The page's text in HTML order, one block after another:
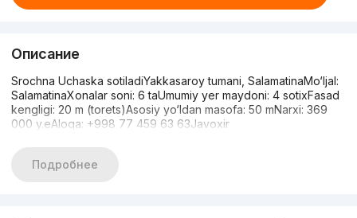
Описание
Srochna Uchaska sotiladiYakkasaroy tumani, SalamatinaMo‘ljal:
SalamatinaXonalar soni: 6 taUmumiy yer maydoni: 4 sotixFasad
kengligi: 20 m (torets)Asosiy yo‘ldan masofa: 50 mNarxi: 369
000 y.eAloqa: +998 77 459 63 63Javoxir
Подробнее